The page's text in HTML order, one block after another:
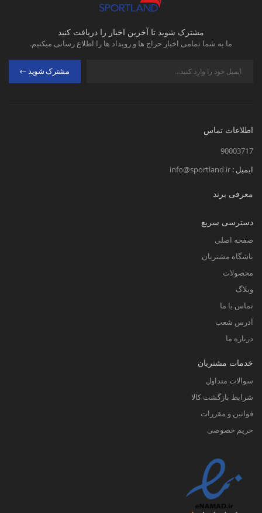
مشترک شوید تا آخرین اخبار را دریافت کنید
ما به شما تمامی اخبار حراج ها و رویداد ها را اطلاع رسانی میکنیم.
مشترک شوید
اطلاعات تماس
90003717
ایمیل : info@sportland.ir
معرفی برند
دسترسی سریع
صفحه اصلی
باشگاه مشتریان
محصولات
وبلاگ
تماس با ما
آدرس شعب
درباره ما
خدمات مشتریان
سوالات متداول
شرایط بازگشت کالا
قوانین و مقررات
حریم خصوصی